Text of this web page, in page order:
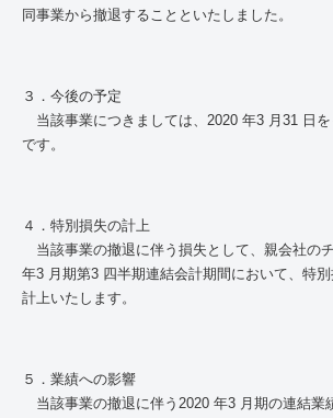
同事業から撤退することといたしました。
３．今後の予定
当該事業につきましては、2020 年3 月31 日
です。
４．特別損失の計上
当該事業の撤退に伴う損失として、親会社の
年3 月期第3 四半期連結会計期間において、特
計上いたします。
５．業績への影響
当該事業の撤退に伴う2020 年3 月期の連結業